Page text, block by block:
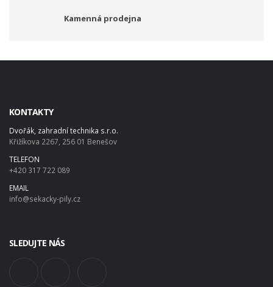
Kamenná prodejna
KONTAKTY
Dvořák, zahradní technika s.r.o.
Křižíkova 2267, 256 01 Benešov
TELEFON
+420 317 722 089
EMAIL
info@sekacky-pily.cz
SLEDUJTE NÁS